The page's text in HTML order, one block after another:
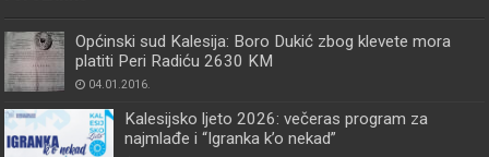
Općinski sud Kalesija: Boro Dukić zbog klevete mora
platiti Peri Radiću 2630 KM
04.01.2016.
Kalesijsko ljeto 2026: večeras program za
najmlađe i “Igranka k’o nekad”